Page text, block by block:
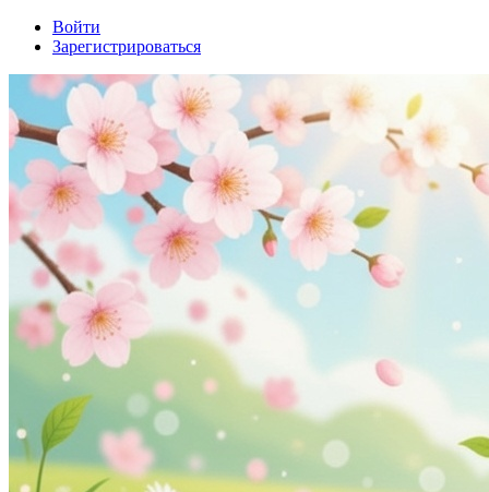
Войти
Зарегистрироваться